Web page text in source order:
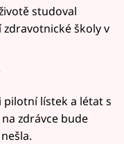
studoval
školy v
pilotní lístek a létat s
zdrávce bude